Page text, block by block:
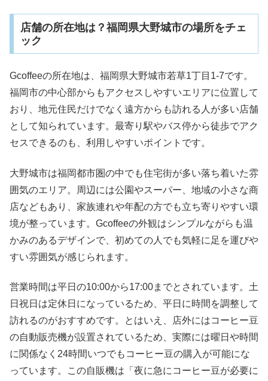
店舗の所在地は？福岡県大野城市の場所をチェ
ック
Gcoffeeの所在地は、福岡県大野城市若草1丁目1-7です。
福岡市の中心部からもアクセスしやすいエリアに位置して
おり、地元住民だけでなく遠方からも訪れる人が多い店舗
として知られています。最寄り駅やバス停から徒歩でアク
セスできるのも、利用しやすいポイントです。
大野城市は福岡都市圏の中でも住宅街が多い落ち着いた雰
囲気のエリア。周辺には公園やスーパー、地域の小さな商
店などもあり、家族連れや年配の方でも立ち寄りやすい環
境が整っています。Gcoffeeの外観はシンプルながらも温
かみのあるデザインで、初めての人でも気軽に足を運びや
すい雰囲気が感じられます。
営業時間は平日の10:00から17:00までとされています。土
日祝日は定休日になっているため、平日に時間を調整して
訪れるのがおすすめです。とはいえ、店外にはコーヒー豆
の自動販売機が設置されているため、実際には曜日や時間
に関係なく24時間いつでもコーヒー豆の購入が可能にな
っています。この自販機は「夜に急にコーヒー豆が必要に